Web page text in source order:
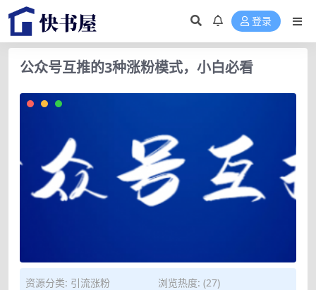
登录
公众号互推的3种涨粉模式，小白必看
资源分类: 引流涨粉
浏览热度: (27)